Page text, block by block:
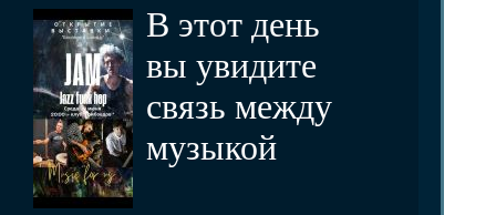
В этот день
вы увидите
связь между
музыкой